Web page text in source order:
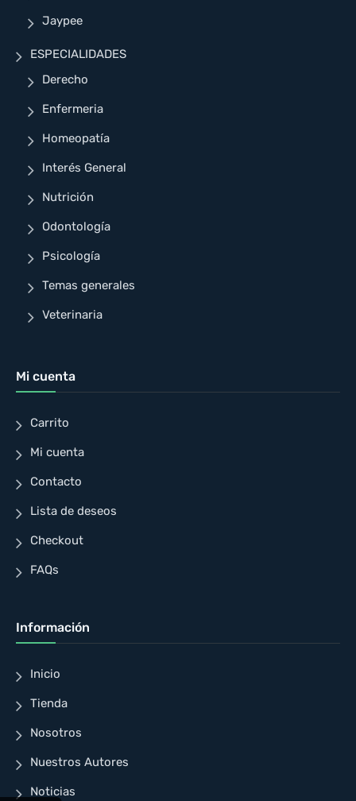
Jaypee
ESPECIALIDADES
Derecho
Enfermeria
Homeopatía
Interés General
Nutrición
Odontología
Psicología
Temas generales
Veterinaria
Mi cuenta
Carrito
Mi cuenta
Contacto
Lista de deseos
Checkout
FAQs
Información
Inicio
Tienda
Nosotros
Nuestros Autores
Noticias